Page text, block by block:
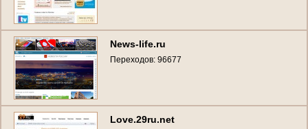
News-life.ru
Переходов: 96677
Love.29ru.net